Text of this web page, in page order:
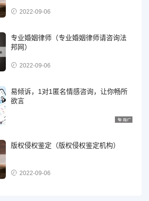
2022-09-06
专业婚姻律师（专业婚姻律师请咨询法
邦网）
2022-09-06
易倾诉，1对1匿名情感咨询，让你畅所
欲言
版权侵权鉴定（版权侵权鉴定机构）
2022-09-06